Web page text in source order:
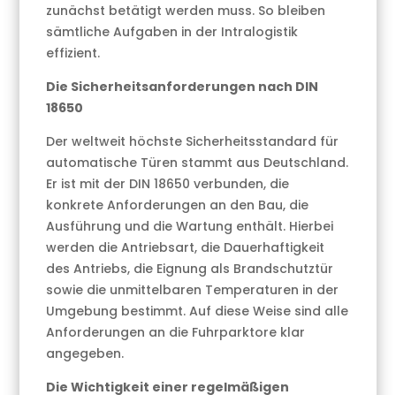
zunächst betätigt werden muss. So bleiben
sämtliche Aufgaben in der Intralogistik
effizient.
Die Sicherheitsanforderungen nach DIN
18650
Der weltweit höchste Sicherheitsstandard für
automatische Türen stammt aus Deutschland.
Er ist mit der DIN 18650 verbunden, die
konkrete Anforderungen an den Bau, die
Ausführung und die Wartung enthält. Hierbei
werden die Antriebsart, die Dauerhaftigkeit
des Antriebs, die Eignung als Brandschutztür
sowie die unmittelbaren Temperaturen in der
Umgebung bestimmt. Auf diese Weise sind alle
Anforderungen an die Fuhrparktore klar
angegeben.
Die Wichtigkeit einer regelmäßigen